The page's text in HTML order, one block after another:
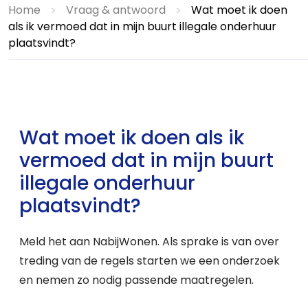
Home > Vraag & antwoord >
Wat moet ik doen
als ik vermoed dat in mijn buurt illegale onderhuur
plaatsvindt?
Wat moet ik doen als ik
vermoed dat in mijn buurt
illegale onderhuur
plaatsvindt?
Meld het aan NabijWonen. Als sprake is van over
treding van de regels starten we een onderzoek
en nemen zo nodig passende maatregelen.